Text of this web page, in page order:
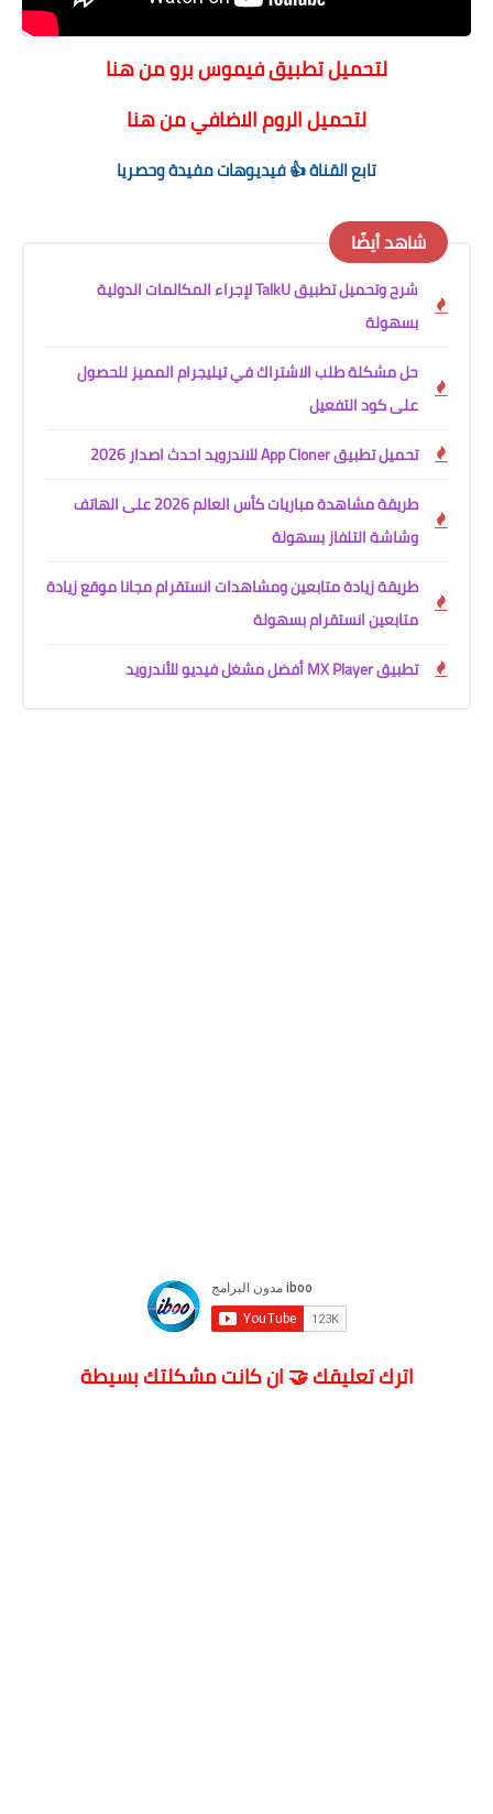
لتحميل تطبيق فيموس برو من هنا
لتحميل الروم الاضافي من هنا
تابع القناة 👍 فيديوهات مفيدة وحصريا
شاهد أيضًا
شرح وتحميل تطبيق TalkU لإجراء المكالمات الدولية
بسهولة
حل مشكلة طلب الاشتراك في تيليجرام المميز للحصول
على كود التفعيل
تحميل تطبيق App Cloner للاندرويد احدث اصدار 2026
طريقة مشاهدة مباريات كأس العالم 2026 على الهاتف
وشاشة التلفاز بسهولة
طريقة زيادة متابعين ومشاهدات انستقرام مجانا موقع زيادة
متابعين انستقرام بسهولة
تطبيق MX Player أفضل مشغل فيديو للأندرويد
اترك تعليقك 🤝 ان كانت مشكلتك بسيطة